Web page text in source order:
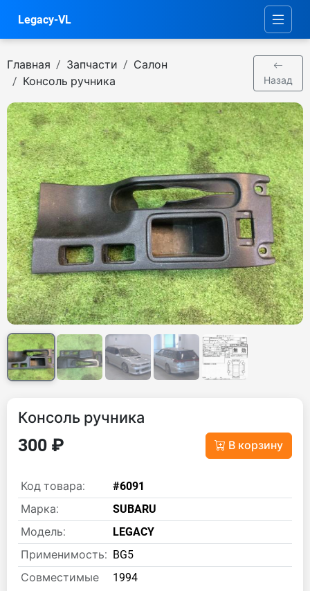
Legacy-VL
Главная Запчасти
Салон
Консоль ручника
Назад
Консоль ручника
300 ₽ В корзину
Код товара:
#6091
Марка:
SUBARU
Модель:
LEGACY
Применимость: BG5
Совместимые
1994